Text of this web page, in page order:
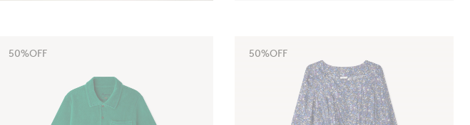
50%OFF 50%OFF